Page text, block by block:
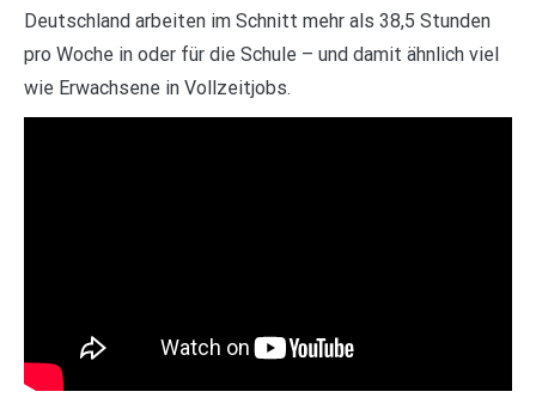
Deutschland arbeiten im Schnitt mehr als 38,5 Stunden
pro Woche in oder für die Schule – und damit ähnlich viel
wie Erwachsene in Vollzeitjobs.